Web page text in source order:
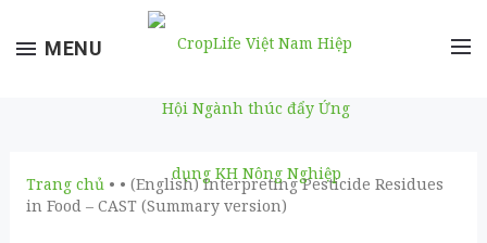
ToggleMENU
Trang chủ• • (English) Interpreting Pesticide Residues
in Food – CAST (Summary version)